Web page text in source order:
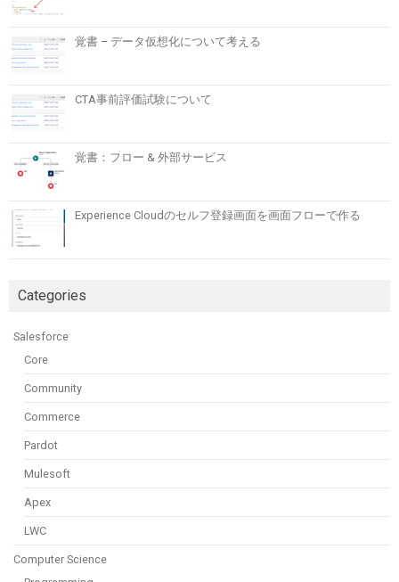
覚書 – データ仮想化について考える
CTA事前評価試験について
覚書：フロー & 外部サービス
Experience Cloudのセルフ登録画面を画面フローで作る
Categories
Salesforce
Core
Community
Commerce
Pardot
Mulesoft
Apex
LWC
Computer Science